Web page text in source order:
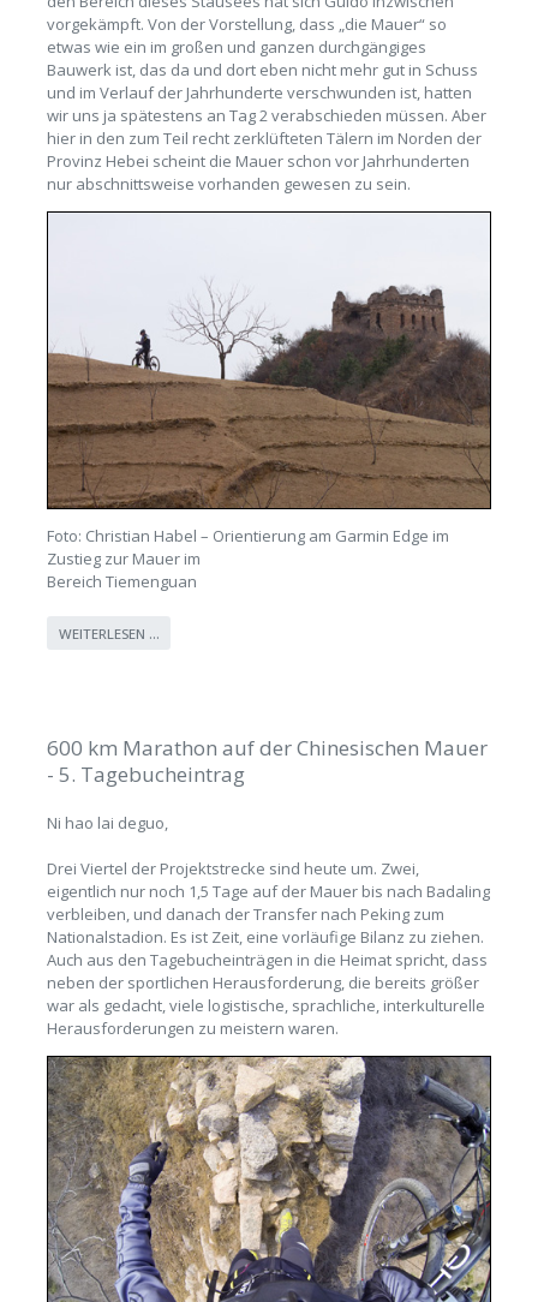
vorgekämpft. Von der Vorstellung, dass „die Mauer“ so
etwas wie ein im großen und ganzen durchgängiges
Bauwerk ist, das da und dort eben nicht mehr gut in Schuss
und im Verlauf der Jahrhunderte verschwunden ist, hatten
wir uns ja spätestens an Tag 2 verabschieden müssen. Aber
hier in den zum Teil recht zerklüfteten Tälern im Norden der
Provinz Hebei scheint die Mauer schon vor Jahrhunderten
nur abschnittsweise vorhanden gewesen zu sein.
Foto: Christian Habel – Orientierung am Garmin Edge im
Zustieg zur Mauer im
Bereich Tiemenguan
WEITERLESEN …
600 km Marathon auf der Chinesischen Mauer
- 5. Tagebucheintrag
Ni hao lai deguo,
Drei Viertel der Projektstrecke sind heute um. Zwei,
eigentlich nur noch 1,5 Tage auf der Mauer bis nach Badaling
verbleiben, und danach der Transfer nach Peking zum
Nationalstadion. Es ist Zeit, eine vorläufige Bilanz zu ziehen.
Auch aus den Tagebucheinträgen in die Heimat spricht, dass
neben der sportlichen Herausforderung, die bereits größer
war als gedacht, viele logistische, sprachliche, interkulturelle
Herausforderungen zu meistern waren.